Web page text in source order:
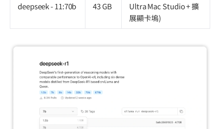
deepseek - 11:70b 43 GB
Ultra Mac Studio + 擴
展顯卡塢)